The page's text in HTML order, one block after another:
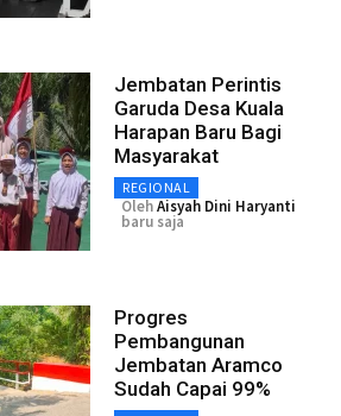
Jembatan Perintis
Garuda Desa Kuala
Harapan Baru Bagi
Masyarakat
REGIONAL
OlehAisyah Dini Haryanti
baru saja
Progres
Pembangunan
Jembatan Aramco
Sudah Capai 99%